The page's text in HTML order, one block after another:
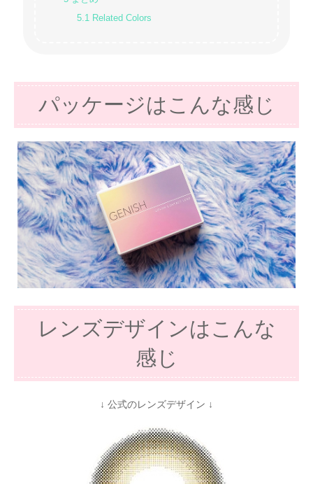
5.1
Related Colors
パッケージはこんな感じ
レンズデザインはこんな
感じ
↓ 公式のレンズデザイン ↓